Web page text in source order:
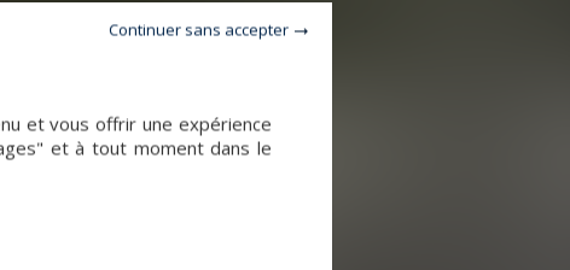
et vous offrir une expérience
et à tout moment dans le
Continuer sans accepter